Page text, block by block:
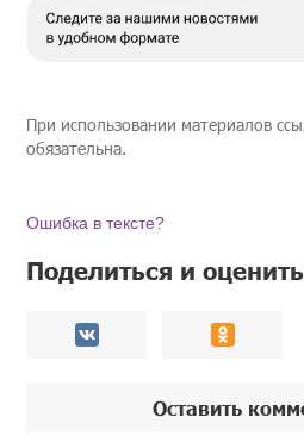
При использовании материалов
обязательна.
Ошибка в тексте?
Поделиться и оценить
Оставить